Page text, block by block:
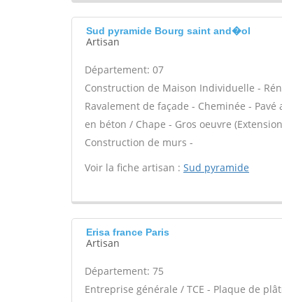
Sud pyramide Bourg saint and�ol
Artisan
Département: 07
Construction de Maison Individuelle -
Ravalement de façade - Cheminée -
en béton / Chape - Gros oeuvre
Construction de murs -
Voir la fiche artisan : Sud pyramide
Erisa france Paris
Artisan
Département: 75
Entreprise générale / TCE - Plaque de